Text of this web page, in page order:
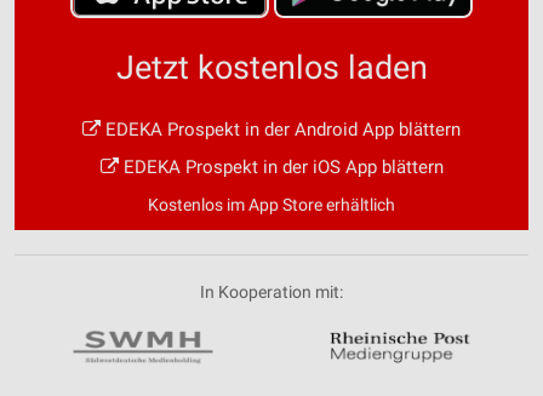
Jetzt kostenlos laden
EDEKA Prospekt in der Android App blättern
EDEKA Prospekt in der iOS App blättern
Kostenlos im App Store erhältlich
In Kooperation mit: